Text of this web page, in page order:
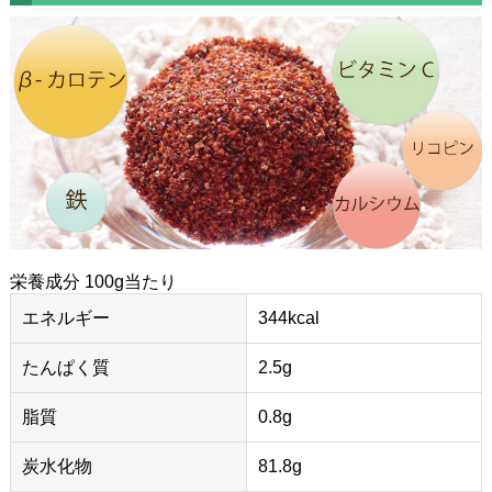
栄養成分 100g当たり
エネルギー
344kcal
たんぱく質 2.5g
脂質 0.8g
炭水化物 81.8g